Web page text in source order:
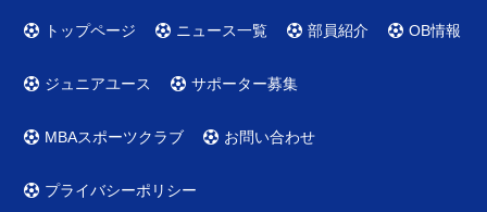
トップページ ニュース一覧 部員紹介 OB情報
ジュニアユース サポーター募集
MBAスポーツクラブ お問い合わせ
プライバシーポリシー